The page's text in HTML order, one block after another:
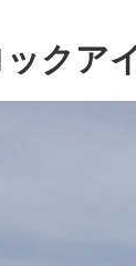
クア